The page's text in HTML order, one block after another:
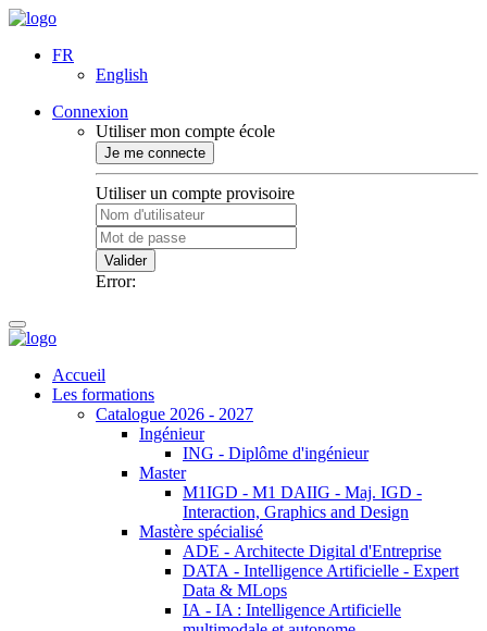
FR
English
Connexion
Utiliser mon compte école
Je me connecte
Utiliser un compte provisoire
Valider
Error:
Accueil
Les formations
Catalogue 2026 - 2027
Ingénieur
ING - Diplôme d'ingénieur
Master
M1IGD - M1 DAIIG - Maj. IGD -
Interaction, Graphics and Design
Mastère spécialisé
ADE - Architecte Digital d'Entreprise
DATA - Intelligence Artificielle - Expert
Data & MLops
IA - IA : Intelligence Artificielle